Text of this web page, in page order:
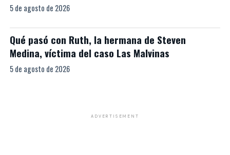
5 de agosto de 2026
Qué pasó con Ruth, la hermana de Steven
Medina, víctima del caso Las Malvinas
5 de agosto de 2026
ADVERTISEMENT